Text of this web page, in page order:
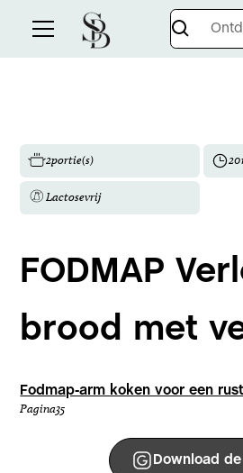
2portie(s) 20
Lactosevrij
FODMAP
brood met
Fodmap-arm koken voor een
Pagina35
Download